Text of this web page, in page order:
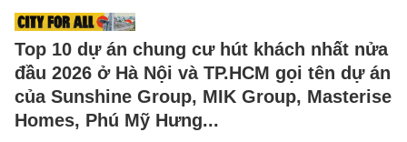
Top 10 dự án chung cư hút khách nhất nửa
đầu 2026 ở Hà Nội và TP.HCM gọi tên dự án
của Sunshine Group, MIK Group, Masterise
Homes, Phú Mỹ Hưng...